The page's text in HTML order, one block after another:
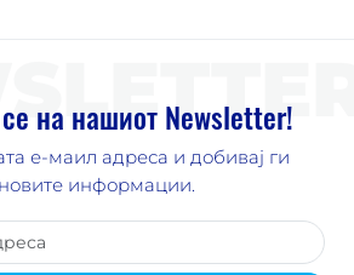
на нашиот Newsletter!
е-маил адреса и добивај ги
информации.